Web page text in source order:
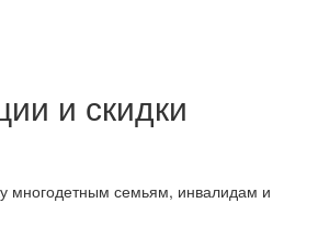
и скидки
многодетным семьям, инвалидам и